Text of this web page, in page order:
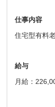
仕事内容
住宅型有料
給与
月給：